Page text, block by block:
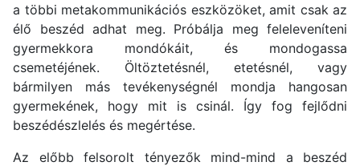
a többi metakommunikációs eszközöket, amit csak az
élő beszéd adhat meg. Próbálja meg feleleveníteni
gyermekkora mondókáit, és mondogassa
csemetéjének. Öltöztetésnél, etetésnél, vagy
bármilyen más tevékenységnél mondja hangosan
gyermekének, hogy mit is csinál. Így fog fejlődni
beszédészlelés és megértése.
Az előbb felsorolt tényezők mind-mind a beszéd